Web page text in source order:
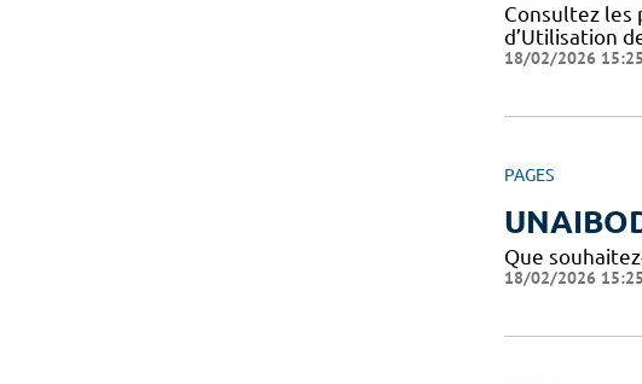
Consultez les
d’Utilisation
18/02/2026 15:25
PAGES
Que
18/02/2026 15:25